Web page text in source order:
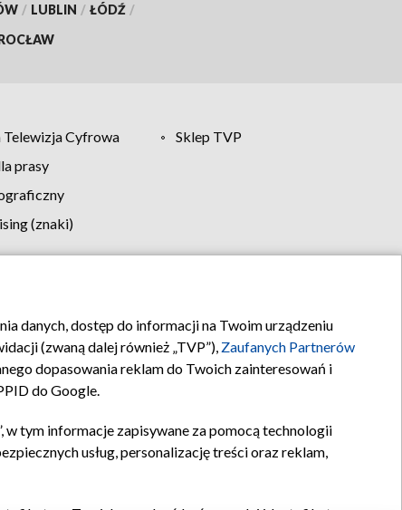
/ LUBLIN / ŁÓDŹ /
Telewizja Cyfrowa
Sklep TVP
prasy
(znaki)
Kontakt
danych, dostęp do informacji na Twoim urządzeniu
(zwaną dalej również „TVP”), Zaufanych Partnerów
dopasowania reklam do Twoich zainteresowań i
do Google.
w tym informacje zapisywane za pomocą technologii
usług, personalizację treści oraz reklam,